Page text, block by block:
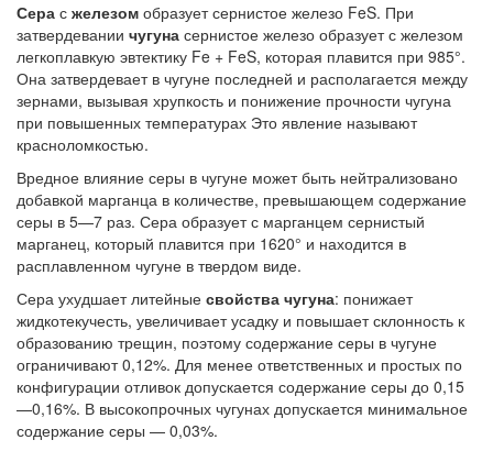
Сера с железом образует сернистое железо FeS. При
затвердевании чугуна сернистое железо образует с железом
легкоплавкую эвтектику Fe + FeS, которая плавится при 985°.
Она затвердевает в чугуне последней и располагается между
зернами, вызывая хрупкость и понижение прочности чугуна
при повышенных температурах Это явление называют
красноломкостью.
Вредное влияние серы в чугуне может быть нейтрализовано
добавкой марганца в количестве, превышающем содержание
серы в 5—7 раз. Сера образует с марганцем сернистый
марганец, который плавится при 1620° и находится в
расплавленном чугуне в твердом виде.
Сера ухудшает литейные свойства чугуна: понижает
жидкотекучесть, увеличивает усадку и повышает склонность к
образованию трещин, поэтому содержание серы в чугуне
ограничивают 0,12%. Для менее ответственных и простых по
конфигурации отливок допускается содержание серы до 0,15
—0,16%. В высокопрочных чугунах допускается минимальное
содержание серы — 0,03%.